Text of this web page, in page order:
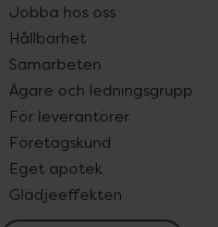
Jobba hos oss
Hållbarhet
Samarbeten
Ägare och ledningsgrupp
För leverantörer
Företagskund
Eget apotek
Glädjeeffekten